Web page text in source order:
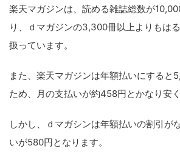
楽天マガジンは、読める雑誌総数が
り、ｄマガジンの3,300冊以上よりもは
扱っています。
また、楽天マガジンは年額払いにすると
ため、月の支払いが約458円とかなり安く
しかし、ｄマガシンは年額払いの割引が
いが580円となります。